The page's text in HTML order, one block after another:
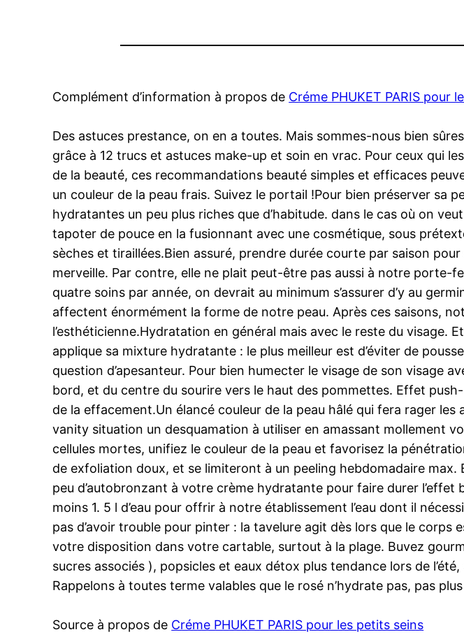
Complément d’information à propos de Créme PHUKET PARIS pour
Des astuces prestance, on en a toutes. Mais sommes-nous bien
grâce à 12 trucs et astuces make-up et soin en vrac. Pour ceux qui
de la beauté, ces recommandations beauté simples et efficaces
un couleur de la peau frais. Suivez le portail !Pour bien préserver sa
hydratantes un peu plus riches que d’habitude. dans le cas où on
tapoter de pouce en la fusionnant avec une cosmétique, sous
sèches et tiraillées.Bien assuré, prendre durée courte par saison
merveille. Par contre, elle ne plait peut-être pas aussi à notre porte-
quatre soins par année, on devrait au minimum s’assurer d’y au
affectent énormément la forme de notre peau. Après ces saisons,
l’esthéticienne.Hydratation en général mais avec le reste du visage.
applique sa mixture hydratante : le plus meilleur est d’éviter de
question d’apesanteur. Pour bien humecter le visage de son visage
bord, et du centre du sourire vers le haut des pommettes. Effet
de la effacement.Un élancé couleur de la peau hâlé qui fera rager les
vanity situation un desquamation à utiliser en amassant mollement
cellules mortes, unifiez le couleur de la peau et favorisez la
de exfoliation doux, et se limiteront à un peeling hebdomadaire max.
peu d’autobronzant à votre crème hydratante pour faire durer
moins 1. 5 l d’eau pour offrir à notre établissement l’eau dont il
pas d’avoir trouble pour pinter : la tavelure agit dès lors que le
votre disposition dans votre cartable, surtout à la plage. Buvez
sucres associés ), popsicles et eaux détox plus tendance lors de
Rappelons à toutes terme valables que le rosé n’hydrate pas, pas
Source à propos de Créme PHUKET PARIS pour les petits seins